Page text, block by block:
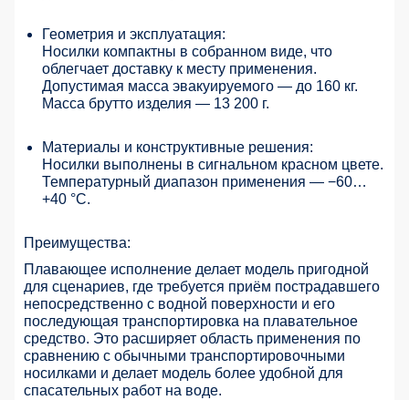
Геометрия и эксплуатация:
Носилки компактны в собранном виде, что
облегчает доставку к месту применения.
Допустимая масса эвакуируемого — до 160 кг.
Масса брутто изделия — 13 200 г.
Материалы и конструктивные решения:
Носилки выполнены в сигнальном красном цвете.
Температурный диапазон применения — −60…
+40 °C.
Преимущества:
Плавающее исполнение делает модель пригодной
для сценариев, где требуется приём пострадавшего
непосредственно с водной поверхности и его
последующая транспортировка на плавательное
средство. Это расширяет область применения по
сравнению с обычными транспортировочными
носилками и делает модель более удобной для
спасательных работ на воде.